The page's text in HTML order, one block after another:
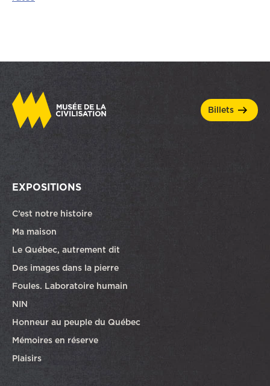
billets
EXPOSITIONS
C’est notre histoire
Ma maison
Le Québec, autrement dit
Des images dans la pierre
Foules. Laboratoire humain
NIN
Honneur au peuple du Québec
Mémoires en réserve
Plaisirs